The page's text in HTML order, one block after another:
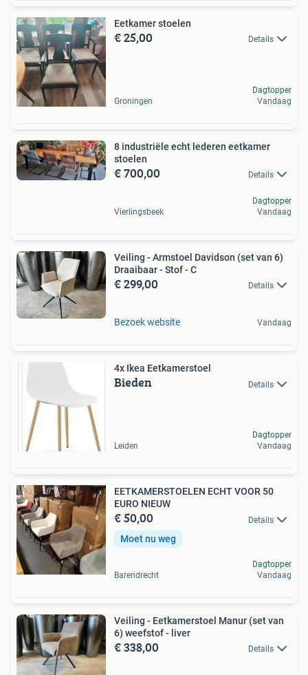
Eetkamer stoelen
€ 25,00 Details
Groningen
Dagtopper
Vandaag
8 industriële echt lederen eetkamer
stoelen
€ 700,00 Details
Vierlingsbeek
Dagtopper
Vandaag
Veiling - Armstoel Davidson (set van 6)
Draaibaar - Stof - C
€ 299,00 Details
Bezoek website Vandaag
4x Ikea Eetkamerstoel
Bieden Details
Leiden
Dagtopper
Vandaag
EETKAMERSTOELEN ECHT VOOR 50
EURO NIEUW
€ 50,00 Details
Moet nu weg
Barendrecht
Dagtopper
Vandaag
Veiling - Eetkamerstoel Manur (set van
6) weefstof - liver
€ 338,00 Details